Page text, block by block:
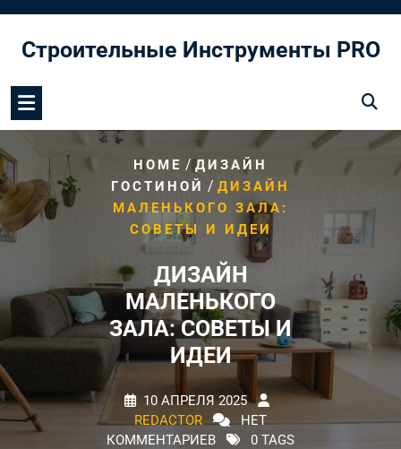
содержимому
Строительные Инструменты PRO
HOME /ДИЗАЙН
ГОСТИНОЙ / ДИЗАЙН
МАЛЕНЬКОГО ЗАЛА:
СОВЕТЫ И ИДЕИ
ДИЗАЙН
МАЛЕНЬКОГО
ЗАЛА: СОВЕТЫ И
ИДЕИ
10 АПРЕЛЯ 2025
REDACTOR
НЕТ
КОММЕНТАРИЕВ
0 TAGS